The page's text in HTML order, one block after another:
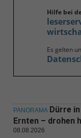
Hilfe bei
Es gelten
PANORAMA Dürre
Ernten – drohen
08.08.2026